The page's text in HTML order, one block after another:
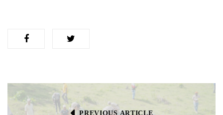
PREVIOUS ARTICLE